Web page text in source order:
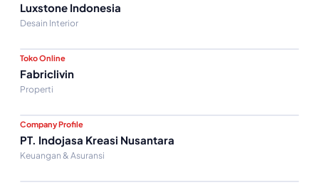
Luxstone Indonesia
Desain Interior
Toko Online
Fabriclivin
Properti
Company Profile
PT. Indojasa Kreasi Nusantara
Keuangan & Asuransi